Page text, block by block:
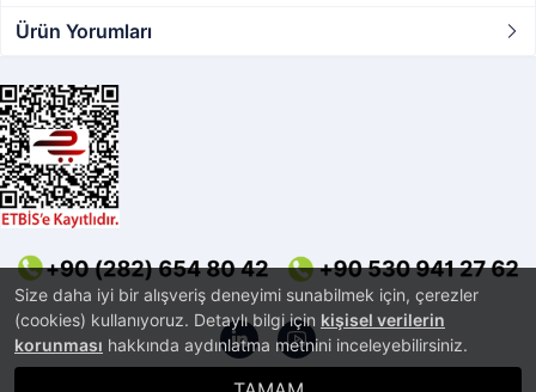
Size daha iyi bir alışveriş deneyimi sunabilmek için, çerezler
(cookies) kullanıyoruz. Detaylı bilgi için kişisel verilerin
korunması hakkında aydınlatma metnini inceleyebilirsiniz.
Ürün Yorumları